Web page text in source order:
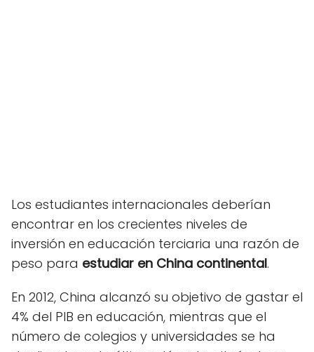
Los estudiantes internacionales deberían
encontrar en los crecientes niveles de
inversión en educación terciaria una razón de
peso para estudiar en China continental.
En 2012, China alcanzó su objetivo de gastar el
4% del PIB en educación, mientras que el
número de colegios y universidades se ha